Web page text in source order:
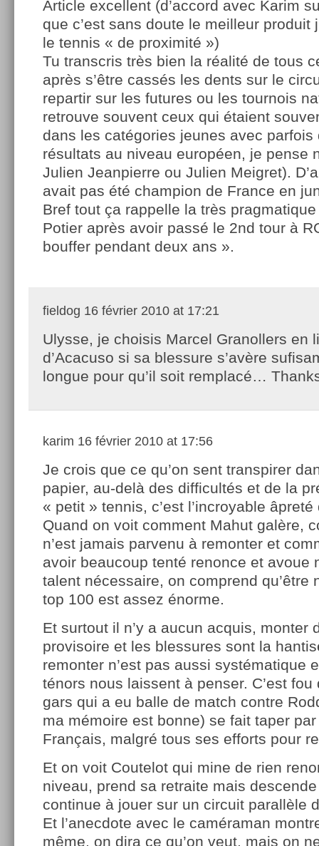
Article excellent (d’accord avec Karim
que c’est sans doute le meilleur produit
le tennis « de proximité »)
Tu transcris très bien la réalité de tous
après s’être cassés les dents sur le
repartir sur les futures ou les tournois
retrouve souvent ceux qui étaient
dans les catégories jeunes avec parfois
résultats au niveau européen, je pense
Julien Jeanpierre ou Julien Meigret).
avait pas été champion de France en
Bref tout ça rappelle la très
Potier après avoir passé le 2nd tour à
bouffer pendant deux ans ».
fieldog 16 février 2010 at 17:21
Ulysse, je choisis Marcel Granollers en
d’Acacuso si sa blessure s’avère
longue pour qu’il soit remplacé…
karim 16 février 2010 at 17:56
Je crois que ce qu’on sent transpirer
papier, au-delà des difficultés et de la
« petit » tennis, c’est l’incroyable
Quand on voit comment Mahut galère,
n’est jamais parvenu à remonter et
avoir beaucoup tenté renonce et avoue
talent nécessaire, on comprend qu’être
top 100 est assez énorme.
Et surtout il n’y a aucun acquis, monter
provisoire et les blessures sont la
remonter n’est pas aussi systématique
ténors nous laissent à penser. C’est fou
gars qui a eu balle de match contre
ma mémoire est bonne) se fait taper
Français, malgré tous ses efforts pour
Et on voit Coutelot qui mine de rien
niveau, prend sa retraite mais
continue à jouer sur un circuit parallèle
Et l’anecdote avec le caméraman
même, on dira ce qu’on veut, mais on